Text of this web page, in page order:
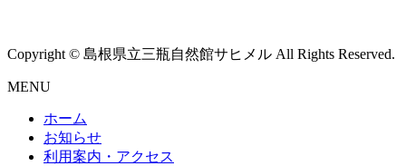
Copyright © 島根県立三瓶自然館サヒメル All Rights Reserved.
MENU
ホーム
お知らせ
利用案内・アクセス